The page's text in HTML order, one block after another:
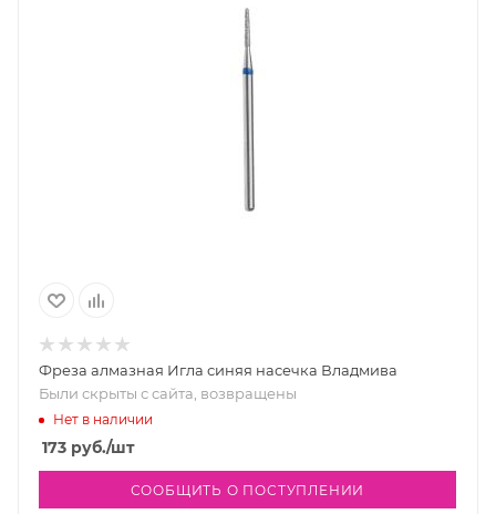
Фреза алмазная Игла синяя насечка Владмива
Были скрыты с сайта, возвращены
Нет в наличии
173 руб./шт
СООБЩИТЬ О ПОСТУПЛЕНИИ